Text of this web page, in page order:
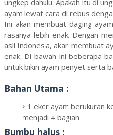
ungkep dahulu. Apakah itu di
ayam lewat cara di rebus
Ini akan membuat daging
rasanya lebih enak. Dengan
asli Indonesia, akan membuat
enak. Di bawah ini beberapa
untuk bikin ayam penyet serta
Bahan Utama :
1 ekor ayam berukuran
menjadi 4 bagian
Bumbu halus :